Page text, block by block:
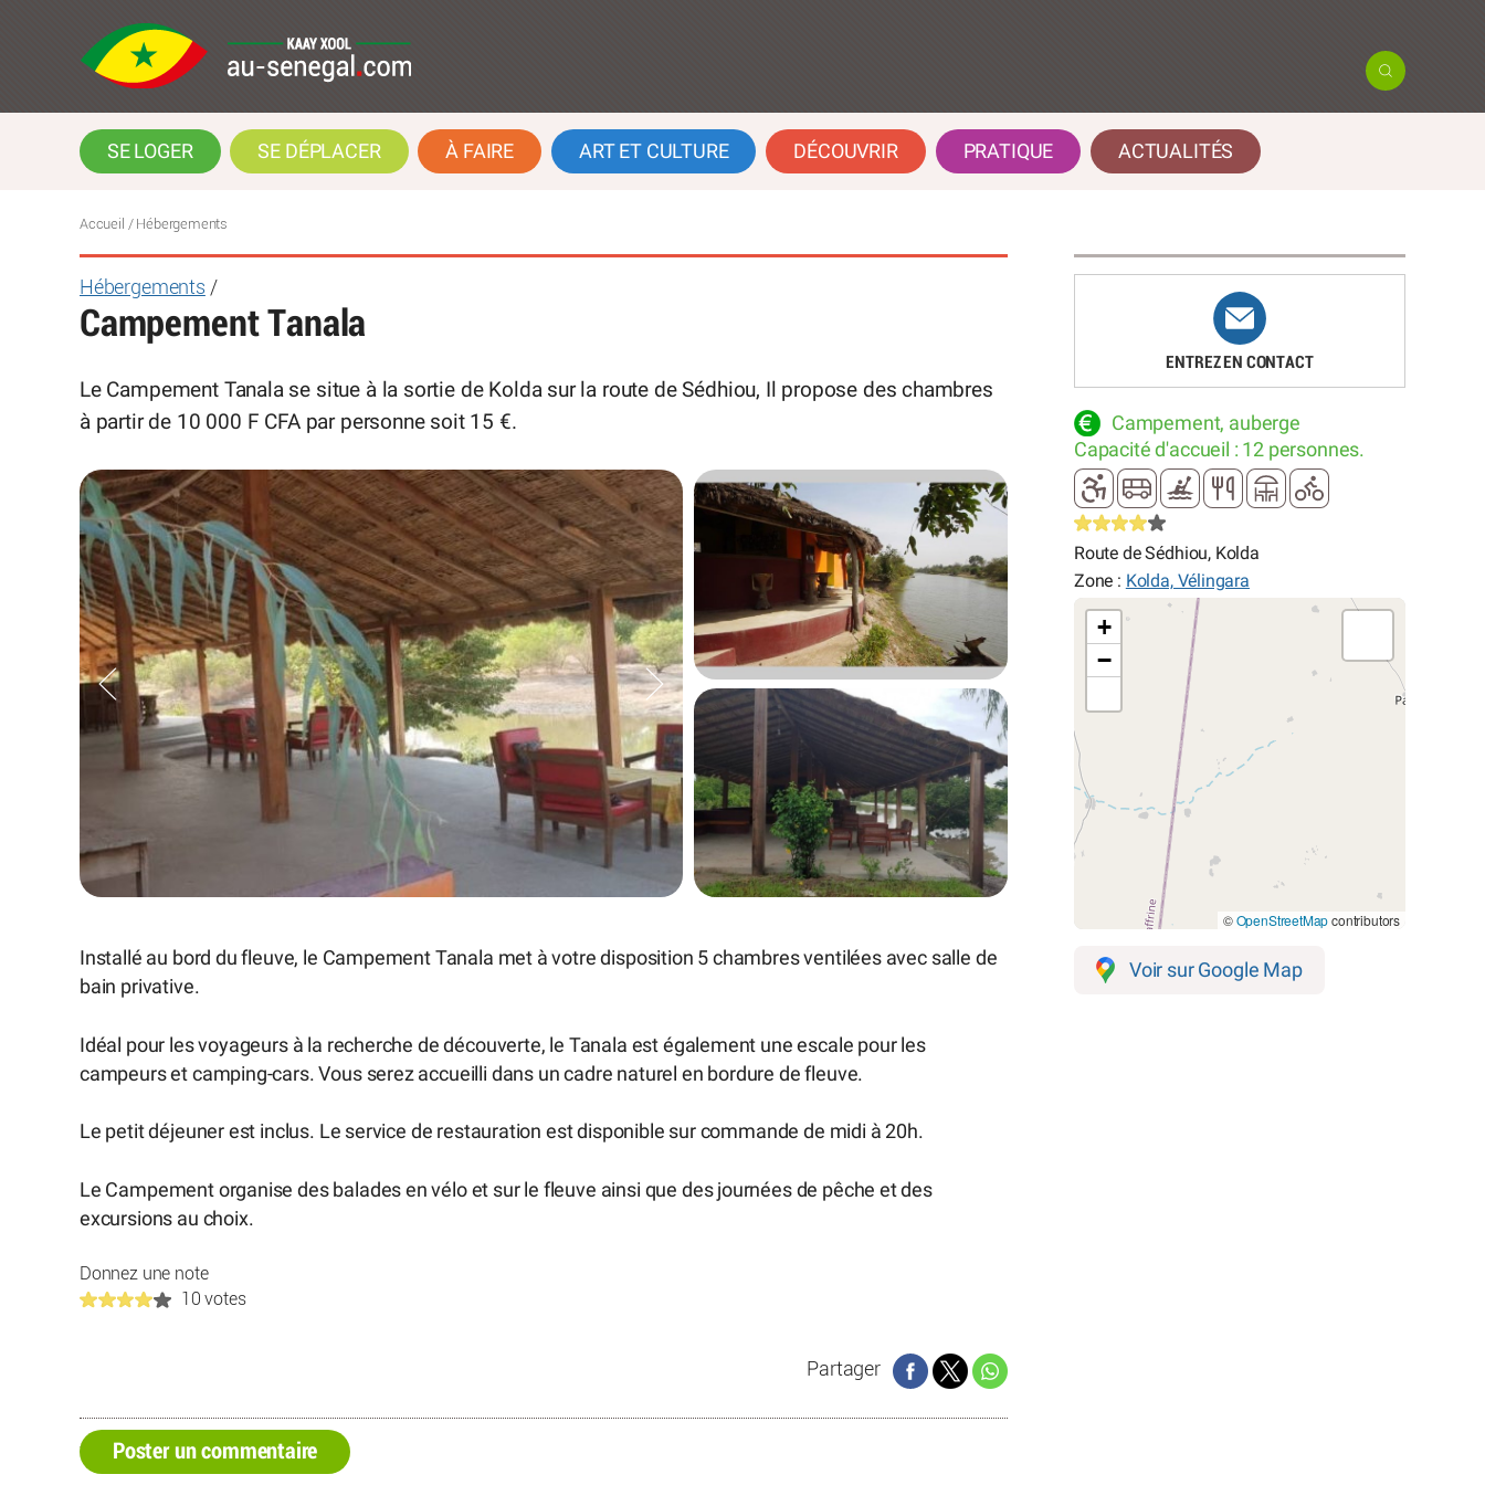
SE LOGER SE DÉPLACER À FAIRE ART ET CULTURE DÉCOUVRIR PRATIQUE ACTUALITÉS
Accueil / Hébergements
Hébergements /
Campement Tanala
Le Campement Tanala se situe à la sortie de Kolda sur la route de Sédhiou, Il propose des chambres
à partir de 10 000 F CFA par personne soit 15 €.
Installé au bord du fleuve, le Campement Tanala met à votre disposition 5 chambres ventilées avec salle de
bain privative.
Idéal pour les voyageurs à la recherche de découverte, le Tanala est également une escale pour les
campeurs et camping-cars. Vous serez accueilli dans un cadre naturel en bordure de fleuve.
Le petit déjeuner est inclus. Le service de restauration est disponible sur commande de midi à 20h.
Le Campement organise des balades en vélo et sur le fleuve ainsi que des journées de pêche et des
excursions au choix.
Donnez une note
10 votes
Partager
Poster un commentaire
ENTREZ EN CONTACT
Campement, auberge
Capacité d'accueil : 12 personnes.
Route de Sédhiou, Kolda
Zone : Kolda, Vélingara
+
−
©OpenStreetMapcontributors
Voir sur Google Map